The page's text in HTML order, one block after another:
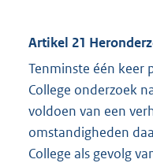
Artikel 21
Tenminste één keer
College onderzoek
voldoen van een
omstandigheden
College als gevolg